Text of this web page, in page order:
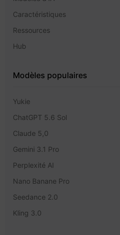
Caractéristiques
Ressources
Hub
Modèles populaires
Yukie
ChatGPT 5.6 Sol
Claude 5,0
Gemini 3.1 Pro
Perplexité AI
Nano Banane Pro
Seedance 2.0
Kling 3.0